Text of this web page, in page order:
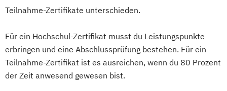
Ernährungsberater für E-Sportler
Ernährungsberater für Schwangere
Ernährungsberater für Senioren
Ernährungsberater für Sportler
Ernährungsberater für Sportler (inkl.
Life Coach Ausbildung Online
Mentaltrainer Ausbildung
Nordic Walking Trainer Ausbildung
Pilates Trainer Ausbildung Reha Trainer
Seniorentrainer Ausbildung
Teilnahme-Zertifikate unterschieden.
Für ein Hochschul-Zertifikat musst du Leistungspunkte
erbringen und eine Abschlussprüfung bestehen. Für ein
Teilnahme-Zertifikat ist es ausreichen, wenn du 80 Prozent
der Zeit anwesend gewesen bist.